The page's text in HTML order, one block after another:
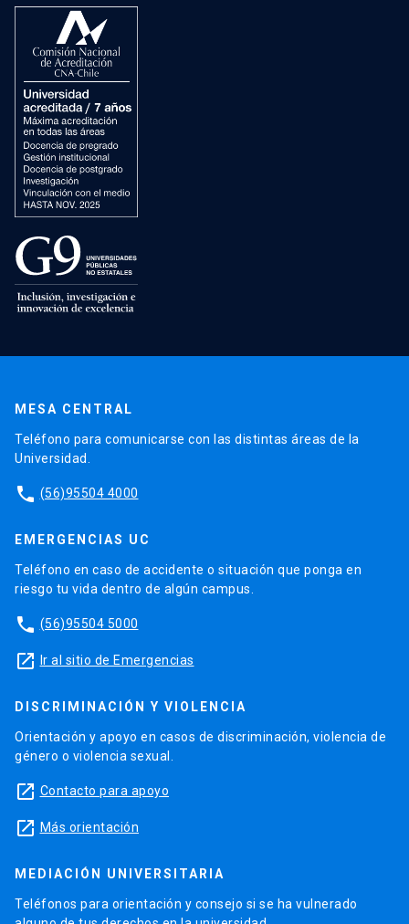
MESA CENTRAL
Teléfono para comunicarse con las distintas áreas de la
Universidad.
phone (56)95504 4000
EMERGENCIAS UC
Teléfono en caso de accidente o situación que ponga en
riesgo tu vida dentro de algún campus.
phone (56)95504 5000
launch Ir al sitio de Emergencias
DISCRIMINACIÓN Y VIOLENCIA
Orientación y apoyo en casos de discriminación, violencia de
género o violencia sexual.
launch Contacto para apoyo
launch Más orientación
MEDIACIÓN UNIVERSITARIA
Teléfonos para orientación y consejo si se ha vulnerado